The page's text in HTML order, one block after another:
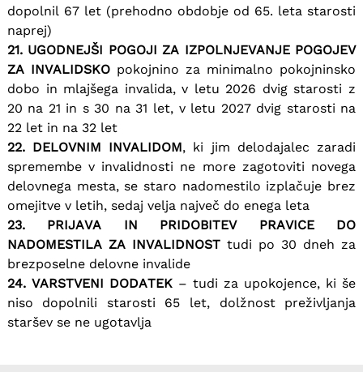
dopolnil 67 let (prehodno obdobje od 65. leta starosti
naprej)
21. UGODNEJŠI POGOJI ZA IZPOLNJEVANJE POGOJEV
ZA INVALIDSKOpokojnino za minimalno pokojninsko
dobo in mlajšega invalida, v letu 2026 dvig starosti z
20 na 21 in s 30 na 31 let, v letu 2027 dvig starosti na
22 let in na 32 let
22. DELOVNIM INVALIDOM, ki jim delodajalec zaradi
spremembe v invalidnosti ne more zagotoviti novega
delovnega mesta, se staro nadomestilo izplačuje brez
omejitve v letih, sedaj velja največ do enega leta
23. PRIJAVA IN PRIDOBITEV PRAVICE DO
NADOMESTILA ZA INVALIDNOSTtudi po 30 dneh za
brezposelne delovne invalide
24. VARSTVENI DODATEK– tudi za upokojence, ki še
niso dopolnili starosti 65 let, dolžnost preživljanja
staršev se ne ugotavlja